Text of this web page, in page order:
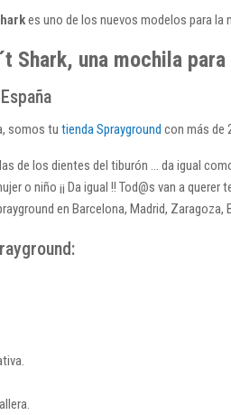
es uno de los nuevos modelos para la
Shark, una mochila
somos tu tienda Sprayground con más de
de los dientes del tiburón ... da igual
o niño ¡¡ Da igual !! Tod@s van a
en Barcelona, Madrid,